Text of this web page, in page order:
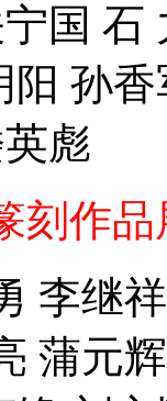
国 石
阳 孙
彪
刻作品
李继
蒲元辉